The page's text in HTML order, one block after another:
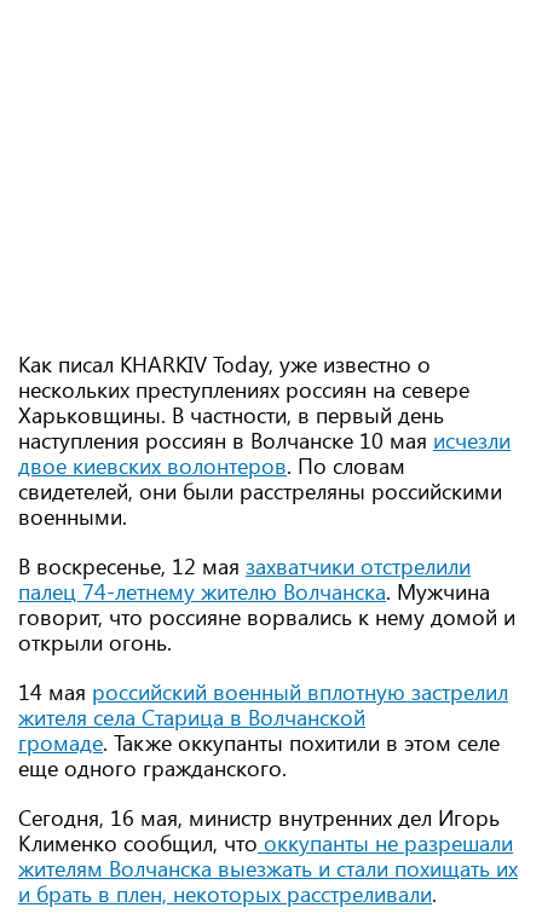
Как писал KHARKIV Today, уже известно о
нескольких преступлениях россиян на севере
Харьковщины. В частности, в первый день
наступления россиян в Волчанске 10 мая исчезли
двое киевских волонтеров. По словам
свидетелей, они были расстреляны российскими
военными.
В воскресенье, 12 мая захватчики отстрелили
палец 74-летнему жителю Волчанска. Мужчина
говорит, что россияне ворвались к нему домой и
открыли огонь.
14 мая российский военный вплотную застрелил
жителя села Старица в Волчанской
громаде. Также оккупанты похитили в этом селе
еще одного гражданского.
Сегодня, 16 мая, министр внутренних дел Игорь
Клименко сообщил, что оккупанты не разрешали
жителям Волчанска выезжать и стали похищать их
и брать в плен, некоторых расстреливали.